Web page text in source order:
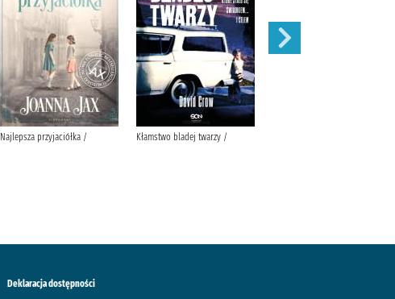
Najlepsza przyjaciółka / Kłamstwo bladej twarzy /
Deklaracja dostępności